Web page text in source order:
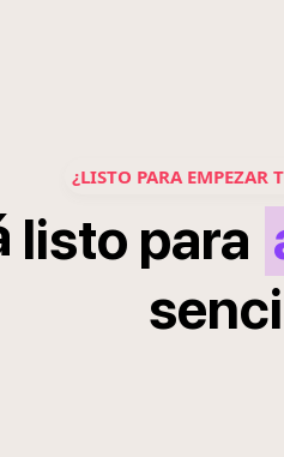
¿LISTO PARA EMPEZAR
listo para